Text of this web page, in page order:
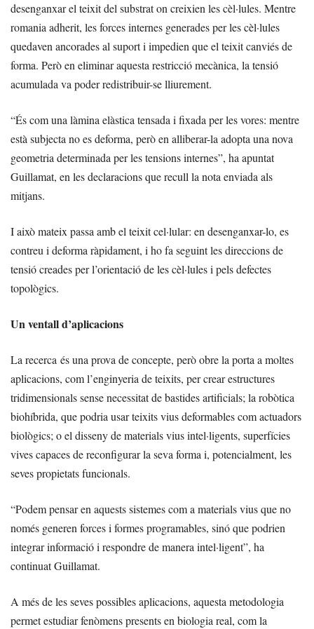
desenganxar el teixit del substrat on creixien les cèl·lules. Mentre
romania adherit, les forces internes generades per les cèl·lules
quedaven ancorades al suport i impedien que el teixit canviés de
forma. Però en eliminar aquesta restricció mecànica, la tensió
acumulada va poder redistribuir-se lliurement.
“És com una làmina elàstica tensada i fixada per les vores: mentre
està subjecta no es deforma, però en alliberar-la adopta una nova
geometria determinada per les tensions internes”, ha apuntat
Guillamat, en les declaracions que recull la nota enviada als
mitjans.
I això mateix passa amb el teixit cel·lular: en desenganxar-lo, es
contreu i deforma ràpidament, i ho fa seguint les direccions de
tensió creades per l’orientació de les cèl·lules i pels defectes
topològics.
Un ventall d’aplicacions
La recerca és una prova de concepte, però obre la porta a moltes
aplicacions, com l’enginyeria de teixits, per crear estructures
tridimensionals sense necessitat de bastides artificials; la robòtica
biohíbrida, que podria usar teixits vius deformables com actuadors
biològics; o el disseny de materials vius intel·ligents, superfícies
vives capaces de reconfigurar la seva forma i, potencialment, les
seves propietats funcionals.
“Podem pensar en aquests sistemes com a materials vius que no
només generen forces i formes programables, sinó que podrien
integrar informació i respondre de manera intel·ligent”, ha
continuat Guillamat.
A més de les seves possibles aplicacions, aquesta metodologia
permet estudiar fenòmens presents en biologia real, com la